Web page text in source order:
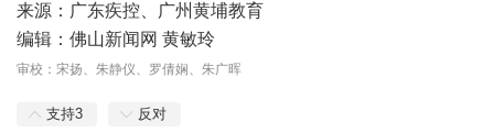
来源：广东疾控、广州黄埔教育
编辑：佛山新闻网 黄敏玲
审校：宋扬、朱静仪、罗倩娴、朱广晖
支持3 反对